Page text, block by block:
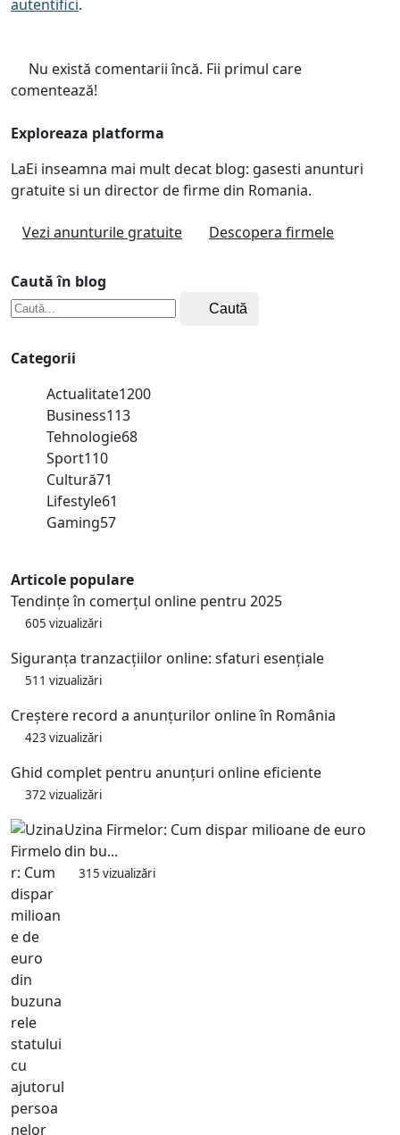
autentifici.
Nu există comentarii încă. Fii primul care
comentează!
Exploreaza platforma
LaEi inseamna mai mult decat blog: gasesti anunturi
gratuite si un director de firme din Romania.
Vezi anunturile gratuite Descopera firmele
Caută în blog
Caută
Categorii
Actualitate1200
Business113
Tehnologie68
Sport110
Cultură71
Lifestyle61
Gaming57
Articole populare
Tendințe în comerțul online pentru 2025
605 vizualizări
Siguranța tranzacțiilor online: sfaturi esențiale
511 vizualizări
Creștere record a anunțurilor online în România
423 vizualizări
Ghid complet pentru anunțuri online eficiente
372 vizualizări
Uzina Firmelor: Cum dispar milioane de euro
din bu...
315 vizualizări